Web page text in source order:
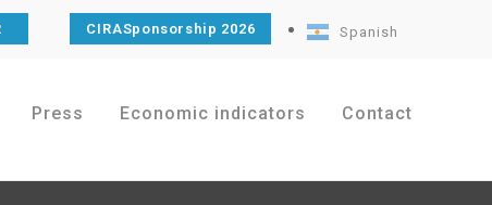
CIRASponsorship 2026 Spanish
Press Economic indicators Contact